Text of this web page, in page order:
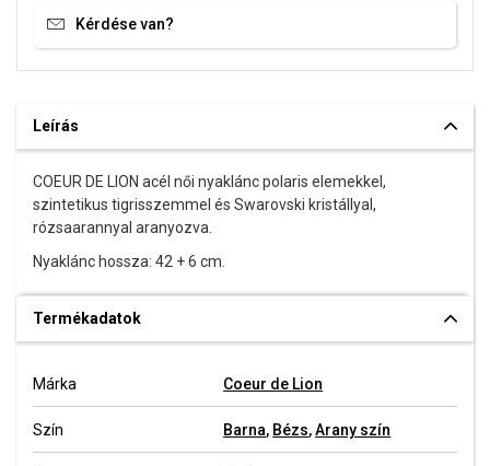
Kérdése van?
Leírás
COEUR DE LION acél női nyaklánc polaris elemekkel,
szintetikus tigrisszemmel és Swarovski kristállyal,
rózsaarannyal aranyozva.
Nyaklánc hossza: 42 + 6 cm.
Termékadatok
Márka Coeur de Lion
Szín Barna, Bézs,Arany szín